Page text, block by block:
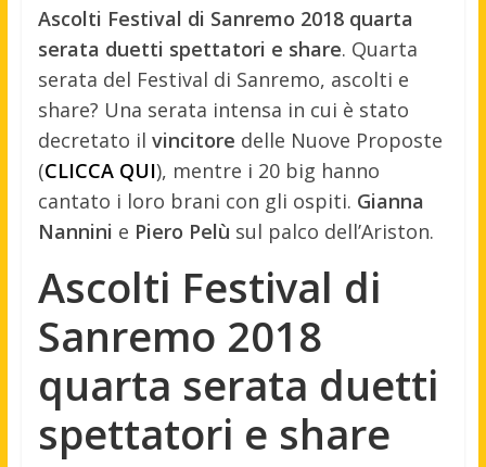
Ascolti Festival di Sanremo 2018 quarta
serata duetti spettatori e share. Quarta
serata del Festival di Sanremo, ascolti e
share? Una serata intensa in cui è stato
decretato il vincitore delle Nuove Proposte
(CLICCA QUI), mentre i 20 big hanno
cantato i loro brani con gli ospiti. Gianna
Nannini e Piero Pelù sul palco dell’Ariston.
Ascolti Festival di
Sanremo 2018
quarta serata duetti
spettatori e share